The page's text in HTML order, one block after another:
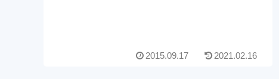
2015.09.17 2021.02.16